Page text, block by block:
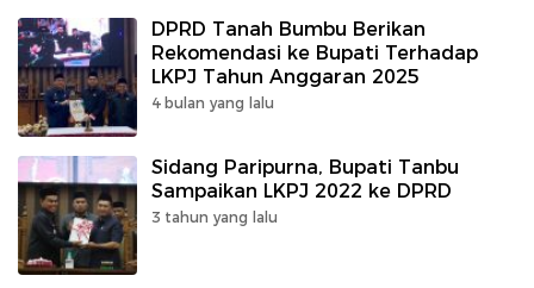
DPRD Tanah Bumbu Berikan
Rekomendasi ke Bupati Terhadap
LKPJ Tahun Anggaran 2025
4 bulan yang lalu
Sidang Paripurna, Bupati Tanbu
Sampaikan LKPJ 2022 ke DPRD
3 tahun yang lalu